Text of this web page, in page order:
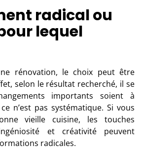
radical ou
lequel
rénovation, le choix peut être
selon le résultat recherché, il se
importants soient à
n’est pas systématique. Si vous
vieille cuisine, les touches
et créativité peuvent
radicales.